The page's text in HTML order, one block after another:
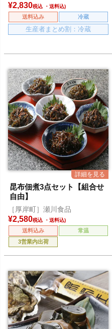
¥2,830税込
送料込み 冷蔵
生産者まとめ割：冷蔵
昆布佃煮3点セット【組合せ
自由】
［厚岸町］瀬川食品
¥2,580税込
送料込み
常温
3営業内出荷